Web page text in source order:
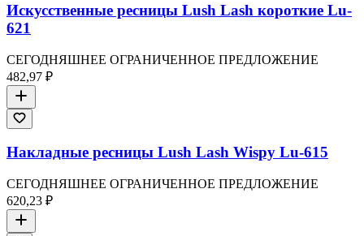
Искусственные ресницы Lush Lash короткие Lu-
621
СЕГОДНЯШНЕЕ ОГРАНИЧЕННОЕ ПРЕДЛОЖЕНИЕ
482,97 ₽
Накладные ресницы Lush Lash Wispy Lu-615
СЕГОДНЯШНЕЕ ОГРАНИЧЕННОЕ ПРЕДЛОЖЕНИЕ
620,23 ₽